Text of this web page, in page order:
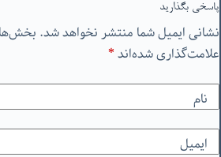
پاسخی بگذارید
نشانی ایمیل شما منتشر نخواهد شد.
علامت‌گذاری شده‌اند*
نام
ایمیل